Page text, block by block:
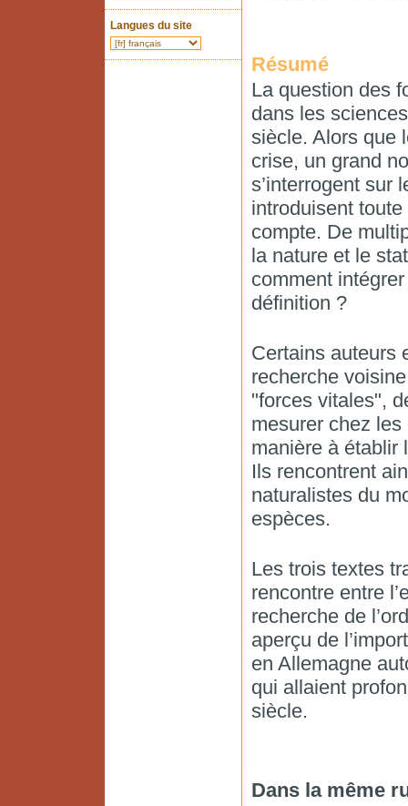
Langues du site
Résumé
La question des
dans les
siècle. Alors que
crise, un grand
s’interrogent sur
introduisent
compte. De
la nature et le
comment
définition ?
Certains auteurs
recherche
"forces vitales",
mesurer chez les
manière à établir
Ils rencontrent
naturalistes du
espèces.
Les trois textes
rencontre entre
recherche de
aperçu de
en Allemagne
qui allaient
siècle.
Dans la même